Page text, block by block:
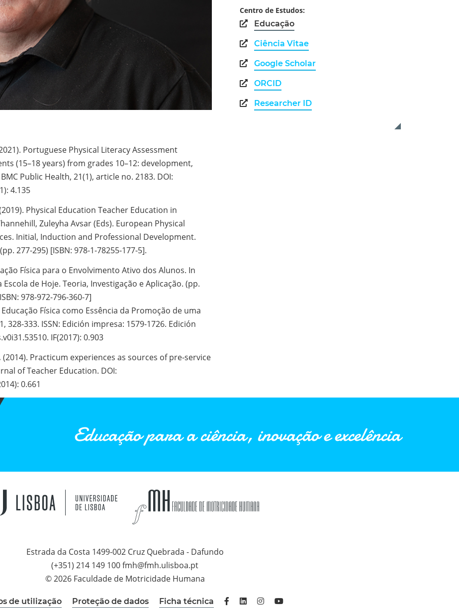
Portuguese Physical Literacy Assessment
(15–18 years) from grades 10–12: development,
Public Health, 21(1), article no. 2183. DOI:
4.135
Physical Education Teacher Education in
Zuleyha Avsar (Eds). European Physical
Initial, Induction and Professional Development.
277-295) [ISBN: 978-1-78255-177-5].
Física para o Envolvimento Ativo dos Alunos. In
de Hoje. Teoria, Investigação e Aplicação. (pp.
978-972-796-360-7]
Física como Essência da Promoção de uma
328-333. ISSN: Edición impresa: 1579-1726. Edición
IF(2017): 0.903
(2014). Practicum experiences as sources of pre-service
of Teacher Education. DOI:
0.661
Centro de Estudos:
Educação
Ciência Vitae
Google Scholar
ORCID
Researcher ID
Educação para a ciência, inovação e excelência
Estrada da Costa 1499-002 Cruz Quebrada - Dafundo
(+351) 214 149 100 fmh@fmh.ulisboa.pt
© 2026 Faculdade de Motricidade Humana
de utilização Proteção de dados Ficha técnica